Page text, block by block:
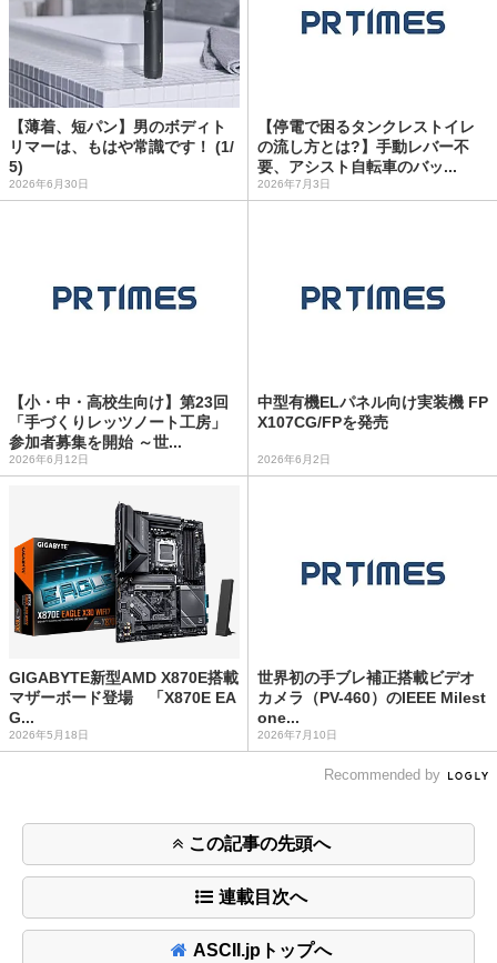
【薄着、短パン】男のボディト
リマーは、もはや常識です！ (1/
5)
2026年6月30日
【停電で困るタンクレストイレ
の流し方とは?】手動レバー不
要、アシスト自転車のバッ...
2026年7月3日
【小・中・高校生向け】第23回
「手づくりレッツノート工房」
参加者募集を開始 ～世...
2026年6月12日
中型有機ELパネル向け実装機 FP
X107CG/FPを発売
2026年6月2日
GIGABYTE新型AMD X870E搭載
マザーボード登場 「X870E EA
G...
2026年5月18日
世界初の手ブレ補正搭載ビデオ
カメラ（PV-460）のIEEE Milest
one...
2026年7月10日
Recommended by
この記事の先頭へ
連載目次へ
ASCII.jpトップへ